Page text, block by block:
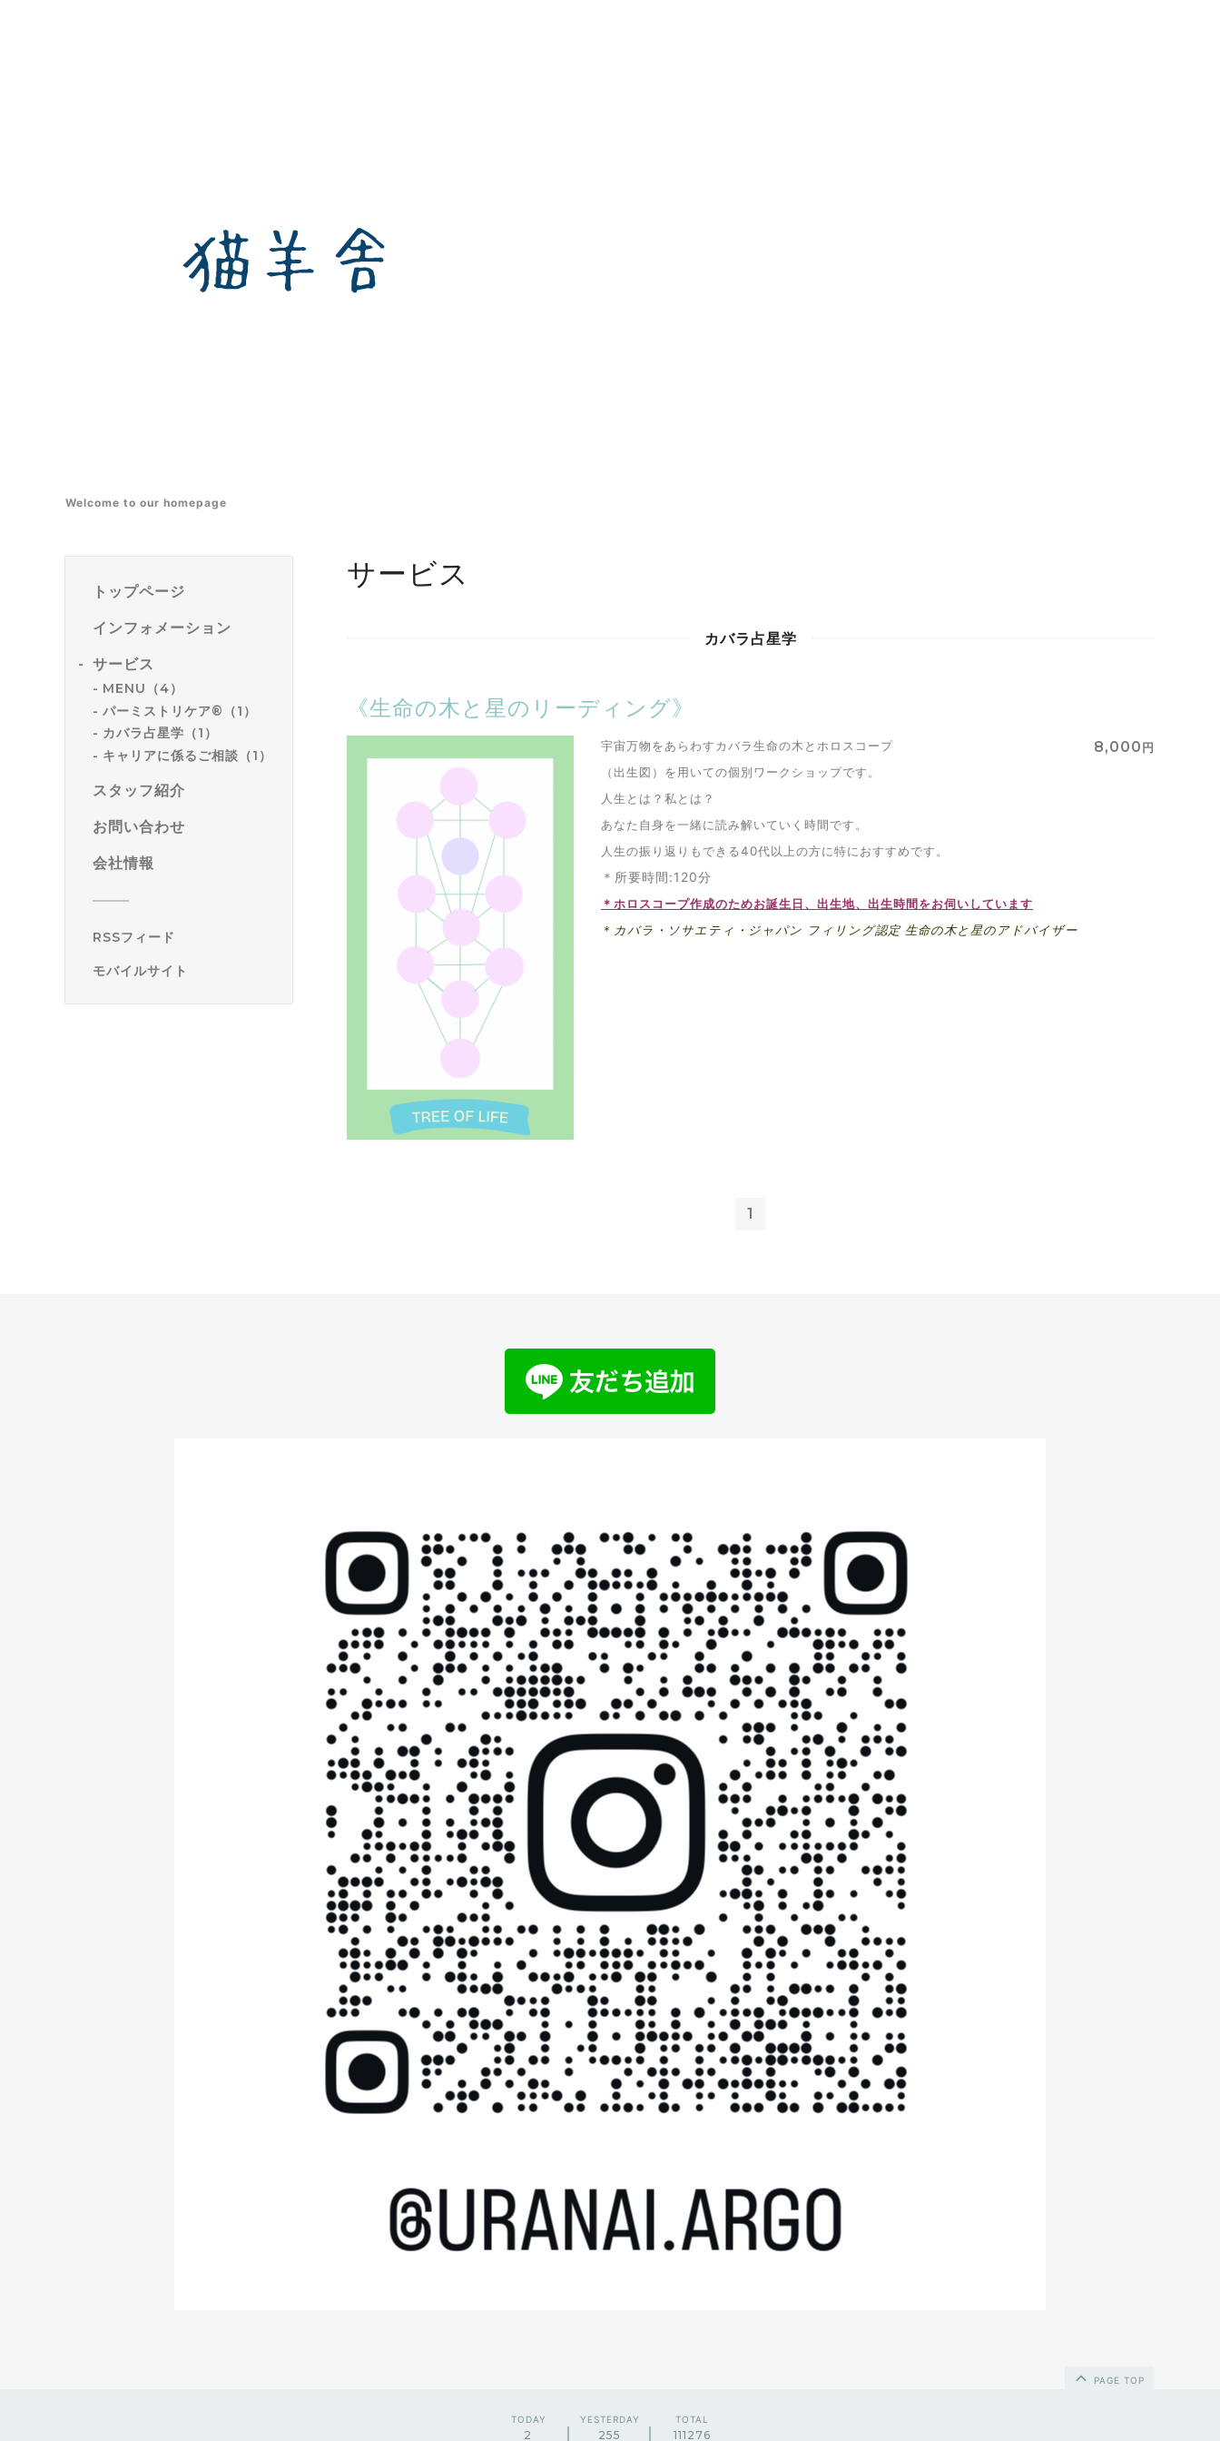
Welcome to our homepage
トップページ
インフォメーション
サービス
MENU（4）
パーミストリケア®（1）
カバラ占星学（1）
キャリアに係るご相談（1）
スタッフ紹介
お問い合わせ
会社情報
RSSフィード
モバイルサイト
サービス
カバラ占星学
《生命の木と星のリーディング》
8,000 円
宇宙万物をあらわすカバラ生命の木と ホロスコープ
（出生図）を用いての個別ワークショップです。
人生とは？私とは？
あなた自身を一緒に読み解いていく時間です。
人生の振り返りもできる40代以上の方に特におすすめです。
＊所要時間:120分
＊ホロスコープ作成のためお誕生日、出生地、出生時間をお伺いしています
＊ カバラ・ソサエティ・ジャパン フィリング認定 生命の木と星のアドバイザー
1
PAGE TOP
TODAY
2
YESTERDAY
255
TOTAL
111276